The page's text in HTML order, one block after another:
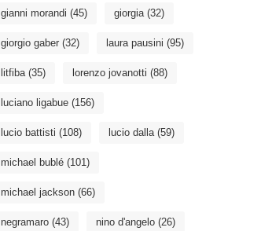
gianni morandi (45) giorgia(32)
giorgio gaber (32) laura pausini (95)
litfiba(35) lorenzo jovanotti (88)
luciano ligabue (156)
lucio battisti (108) lucio dalla(59)
michael bublé (101)
michael jackson (66)
negramaro (43) nino d'angelo (26)